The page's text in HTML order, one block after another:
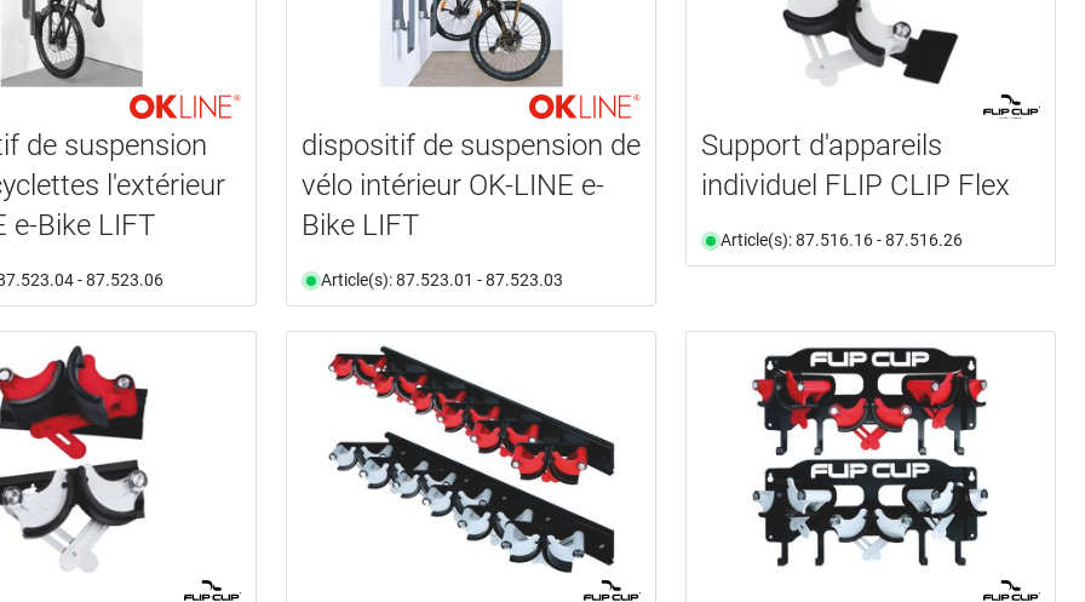
de suspension
l'extérieur
e-Bike LIFT
- 87.523.06
dispositif de suspension de
vélo intérieur OK-LINE e-
Bike LIFT
Article(s): 87.523.01 - 87.523.03
Support d'appareils
individuel FLIP CLIP Flex
Article(s): 87.516.16 - 87.516.26